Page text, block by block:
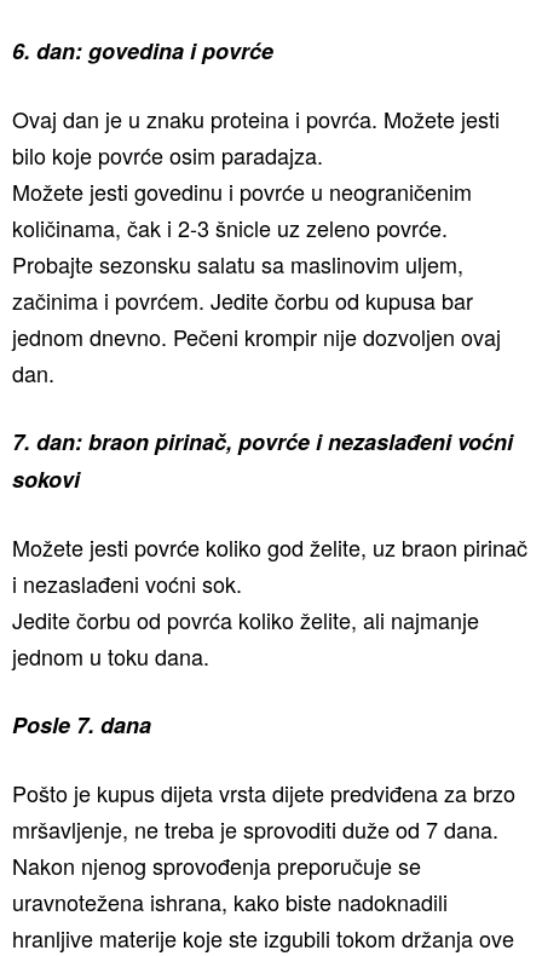
6. dan: govedina i povrće
Ovaj dan je u znaku proteina i povrća. Možete jesti
bilo koje povrće osim paradajza.
Možete jesti govedinu i povrće u neograničenim
količinama, čak i 2-3 šnicle uz zeleno povrće.
Probajte sezonsku salatu sa maslinovim uljem,
začinima i povrćem. Jedite čorbu od kupusa bar
jednom dnevno. Pečeni krompir nije dozvoljen ovaj
dan.
7. dan: braon pirinač, povrće i nezaslađeni voćni
sokovi
Možete jesti povrće koliko god želite, uz braon pirinač
i nezaslađeni voćni sok.
Jedite čorbu od povrća koliko želite, ali najmanje
jednom u toku dana.
Posle 7. dana
Pošto je kupus dijeta vrsta dijete predviđena za brzo
mršavljenje, ne treba je sprovoditi duže od 7 dana.
Nakon njenog sprovođenja preporučuje se
uravnotežena ishrana, kako biste nadoknadili
hranljive materije koje ste izgubili tokom držanja ove